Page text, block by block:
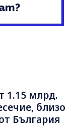
1.15 млрд.
близо
България